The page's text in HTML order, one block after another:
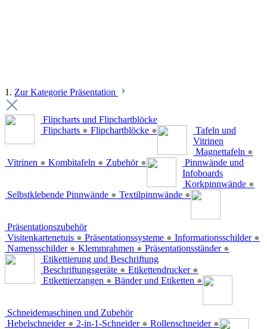
1. Zur Kategorie Präsentation
Flipcharts und Flipchartblöcke
Flipcharts ● Flipchartblöcke ●
Tafeln und
Vitrinen
Magnettafeln ●
Vitrinen ● Kombitafeln ● Zubehör ●
Pinnwände und
Infoboards
Korkpinnwände ●
Selbstklebende Pinnwände ● Textilpinnwände ●
Präsentationszubehör
Visitenkartenetuis ● Präsentationssysteme ● Informationsschilder ●
Namensschilder ● Klemmrahmen ● Präsentationsständer ●
Etikettierung und Beschriftung
Beschriftungsgeräte ● Etikettendrucker ●
Etikettierzangen ● Bänder und Etiketten ●
Schneidemaschinen und Zubehör
Hebelschneider ● 2-in-1-Schneider ● Rollenschneider ●